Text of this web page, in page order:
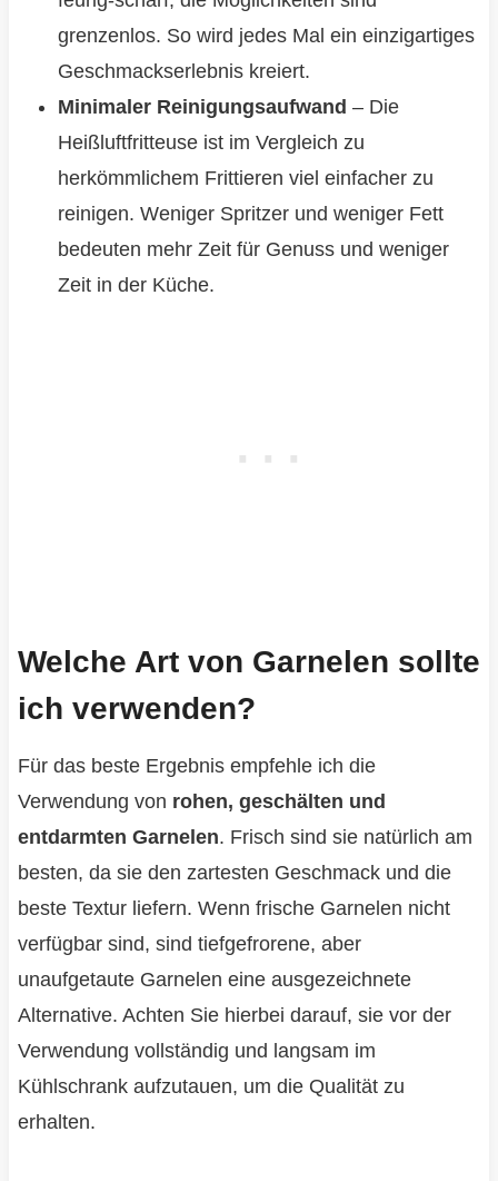
grenzenlos. So wird jedes Mal ein einzigartiges
Geschmackserlebnis kreiert.
Minimaler Reinigungsaufwand – Die
Heißluftfritteuse ist im Vergleich zu
herkömmlichem Frittieren viel einfacher zu
reinigen. Weniger Spritzer und weniger Fett
bedeuten mehr Zeit für Genuss und weniger
Zeit in der Küche.
Welche Art von Garnelen sollte
ich verwenden?
Für das beste Ergebnis empfehle ich die
Verwendung von rohen, geschälten und
entdarmten Garnelen. Frisch sind sie natürlich am
besten, da sie den zartesten Geschmack und die
beste Textur liefern. Wenn frische Garnelen nicht
verfügbar sind, sind tiefgefrorene, aber
unaufgetaute Garnelen eine ausgezeichnete
Alternative. Achten Sie hierbei darauf, sie vor der
Verwendung vollständig und langsam im
Kühlschrank aufzutauen, um die Qualität zu
erhalten.